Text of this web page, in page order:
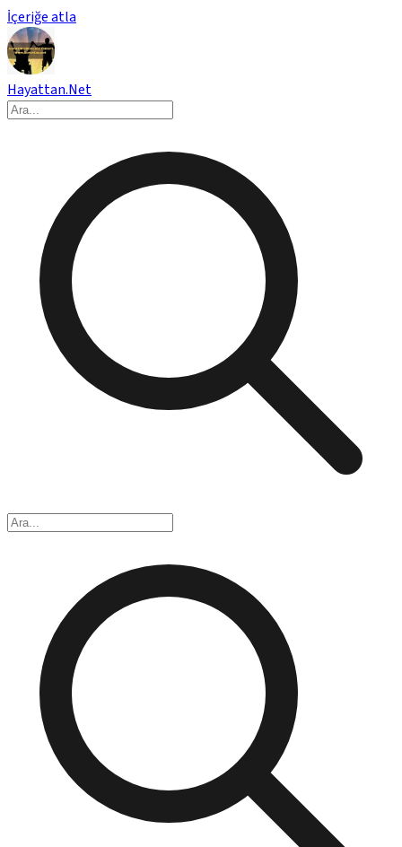
İçeriğe atla
Hayattan.Net